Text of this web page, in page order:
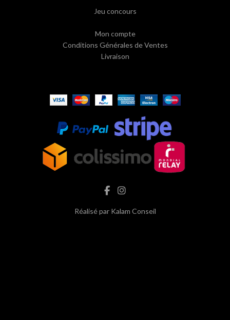
Jeu concours
Mon compte
Conditions Générales de Ventes
Livraison
Réalisé par Kalam Conseil